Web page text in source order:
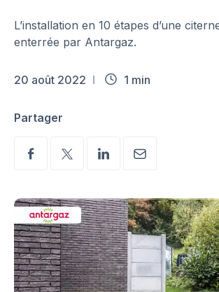
L’installation en 10 étapes d’une
enterrée par Antargaz.
20 août 2022 1 min
Partager